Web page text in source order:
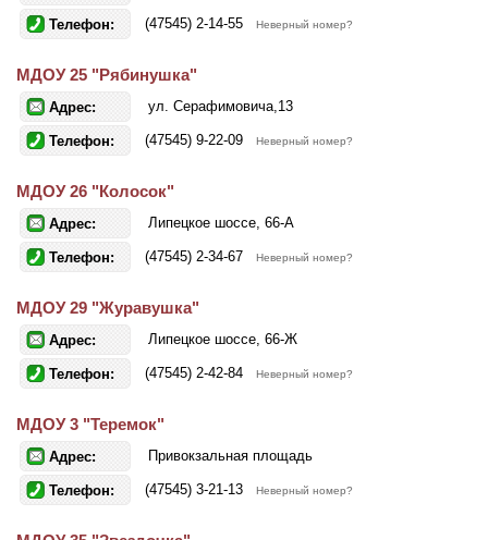
Телефон: (47545) 2-14-55 Неверный номер?
МДОУ 25 "Рябинушка"
Адрес: ул. Серафимовича,13
Телефон: (47545) 9-22-09 Неверный номер?
МДОУ 26 "Колосок"
Адрес: Липецкое шоссе, 66-А
Телефон: (47545) 2-34-67 Неверный номер?
МДОУ 29 "Журавушка"
Адрес: Липецкое шоссе, 66-Ж
Телефон: (47545) 2-42-84 Неверный номер?
МДОУ 3 "Теремок"
Адрес: Привокзальная площадь
Телефон: (47545) 3-21-13 Неверный номер?